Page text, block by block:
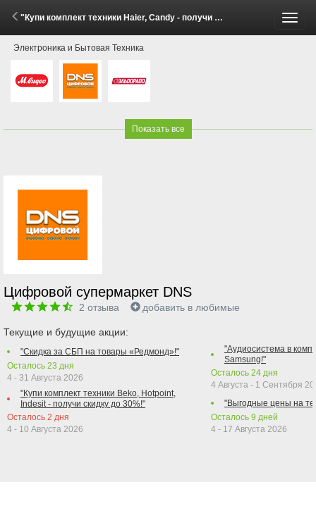
"Купи комплект техники Haier, Candy - получи скидку до 20%!" (28 Апреля - 11 Мая 2026)
Электроника и Бытовая Техника
Показать все
Цифровой супермаркет DNS
2 отзыва добавить в любимые
Текущие и будущие акции:
"Скидка за СБП на товары «Редмонд»!"
Осталось 23 дня
4 - 31 Августа 2026
"Купи комплект техники Beko, Hotpoint,
Indesit - получи скидку до 30%!"
Осталось 2 дня
4 - 10 Августа 2026
"Аудиосистема в
Samsung!"
Осталось 24 дня
4 Августа - 1 Сентября
"Выгодные цены на
Осталось 9 дней
4 - 17 Августа 2026